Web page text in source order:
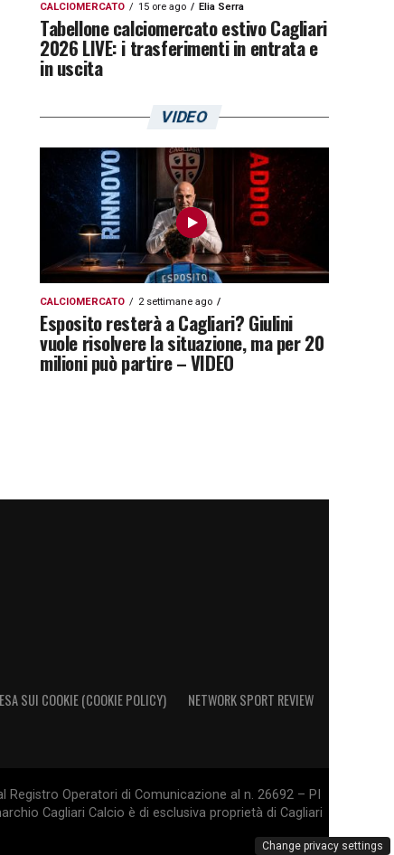
CALCIOMERCATO 15 ore ago Elia Serra
Tabellone calciomercato estivo Cagliari
2026 LIVE: i trasferimenti in entrata e
in uscita
VIDEO
CALCIOMERCATO 2 settimane ago
Esposito resterà a Cagliari? Giulini
vuole risolvere la situazione, ma per 20
milioni può partire – VIDEO
SUI COOKIE (COOKIE POLICY) NETWORK SPORT REVIEW
Operatori di Comunicazione al n. 26692 – PI
Cagliari Calcio è di esclusiva proprietà di Cagliari
Change privacy settings